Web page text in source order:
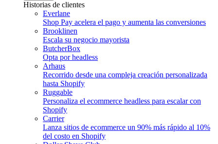
Historias de clientes
Everlane
Shop Pay acelera el pago y aumenta las conversiones
Brooklinen
Escala su negocio mayorista
ButcherBox
Opta por headless
Arhaus
Recorrido desde una compleja creación personalizada
hasta Shopify
Ruggable
Personaliza el ecommerce headless para escalar con
Shopify
Carrier
Lanza sitios de ecommerce un 90% más rápido al 10%
del costo en Shopify